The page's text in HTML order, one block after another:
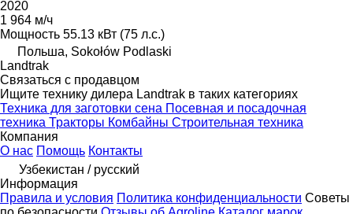
2020
1 964 м/ч
Мощность 55.13 кВт (75 л.с.)
Польша, Sokołów Podlaski
Landtrak
Связаться с продавцом
Ищите технику дилера Landtrak в таких категориях
Техника для заготовки сена Посевная и посадочная
техника Тракторы Комбайны Строительная техника
Компания
О нас Помощь Контакты
Узбекистан / русский
Информация
Правила и условия Политика конфиденциальности Советы